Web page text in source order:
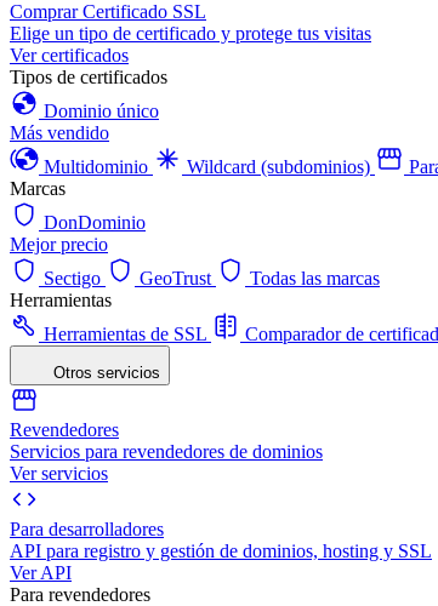
Comprar Certificado SSL
Elige un tipo de certificado y protege tus visitas
Ver certificados
Tipos de certificados
Dominio único
Más vendido
Multidominio
Wildcard (subdominios)
Marcas
DonDominio
Mejor precio
Sectigo
GeoTrust
Todas las marcas
Herramientas
Herramientas de SSL
Comparador de
Otros servicios
Revendedores
Servicios para revendedores de dominios
Ver servicios
Para desarrolladores
API para registro y gestión de dominios, hosting y SSL
Ver API
Para revendedores